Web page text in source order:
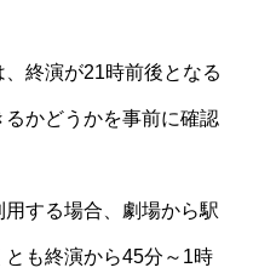
終演が21時前後となる
かどうかを事前に確認
する場合、劇場から駅
も終演から45分～1時